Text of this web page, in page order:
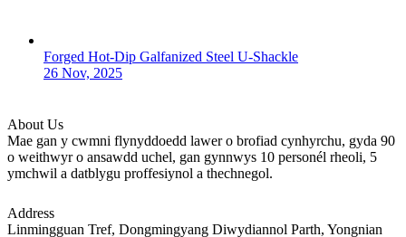
Forged Hot-Dip Galfanized Steel U-Shackle
26 Nov, 2025
About Us
Mae gan y cwmni flynyddoedd lawer o brofiad cynhyrchu, gyda 90
o weithwyr o ansawdd uchel, gan gynnwys 10 personél rheoli, 5
ymchwil a datblygu proffesiynol a thechnegol.
Address
Linmingguan Tref, Dongmingyang Diwydiannol Parth, Yongnian